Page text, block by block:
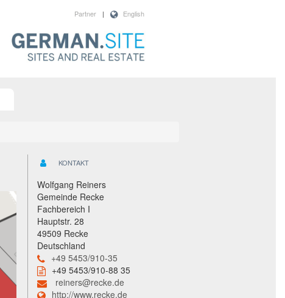
English
|
Partner
KONTAKT
Wolfgang Reiners
Gemeinde Recke
Fachbereich I
Hauptstr. 28
49509 Recke
Deutschland
+49 5453/910-35
+49 5453/910-88 35
reiners@recke.de
http://www.recke.de